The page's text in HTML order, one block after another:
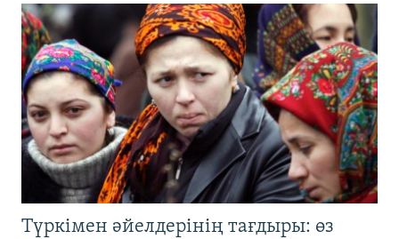
Түркімен әйелдерінің тағдыры: өз